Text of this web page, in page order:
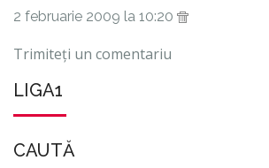
2 februarie 2009 la 10:20
Trimiteți un comentariu
LIGA1
CAUTĂ